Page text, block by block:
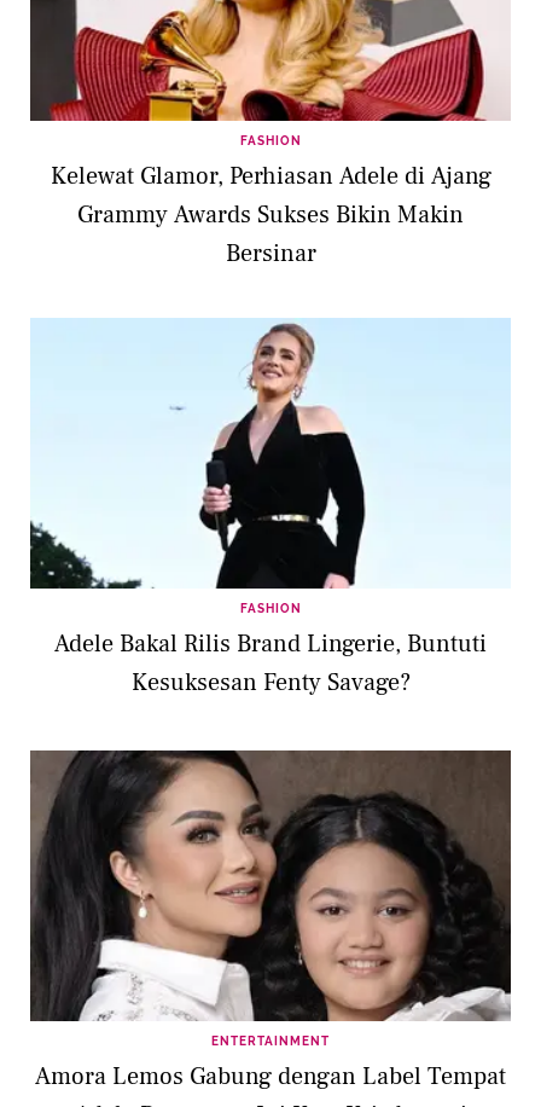
FASHION
Kelewat Glamor, Perhiasan Adele di Ajang
Grammy Awards Sukses Bikin Makin
Bersinar
FASHION
Adele Bakal Rilis Brand Lingerie, Buntuti
Kesuksesan Fenty Savage?
ENTERTAINMENT
Amora Lemos Gabung dengan Label Tempat